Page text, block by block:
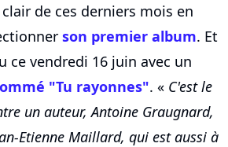
de ces derniers mois en
son premier album. Et
ce vendredi 16 juin avec un
"Tu rayonnes". « C'est le
un auteur, Antoine Graugnard,
Etienne Maillard, qui est aussi à